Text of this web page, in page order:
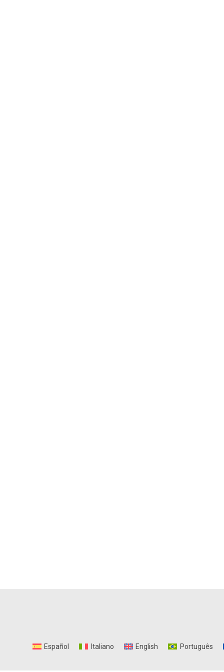
Español Italiano English Português